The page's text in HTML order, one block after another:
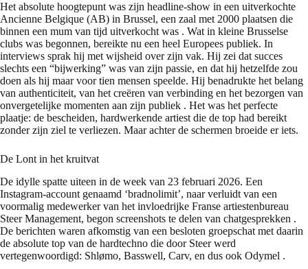
Het absolute hoogtepunt was zijn headline-show in een uitverkochte
Ancienne Belgique (AB) in Brussel, een zaal met 2000 plaatsen die
binnen een mum van tijd uitverkocht was . Wat in kleine Brusselse
clubs was begonnen, bereikte nu een heel Europees publiek. In
interviews sprak hij met wijsheid over zijn vak. Hij zei dat succes
slechts een “bijwerking” was van zijn passie, en dat hij hetzelfde zou
doen als hij maar voor tien mensen speelde. Hij benadrukte het belang
van authenticiteit, van het creëren van verbinding en het bezorgen van
onvergetelijke momenten aan zijn publiek . Het was het perfecte
plaatje: de bescheiden, hardwerkende artiest die de top had bereikt
zonder zijn ziel te verliezen. Maar achter de schermen broeide er iets.
De Lont in het kruitvat
De idylle spatte uiteen in de week van 23 februari 2026. Een
Instagram-account genaamd ‘bradnolimit’, naar verluidt van een
voormalig medewerker van het invloedrijke Franse artiestenbureau
Steer Management, begon screenshots te delen van chatgesprekken .
De berichten waren afkomstig van een besloten groepschat met daarin
de absolute top van de hardtechno die door Steer werd
vertegenwoordigd: Shlømo, Basswell, Carv, en dus ook Odymel .